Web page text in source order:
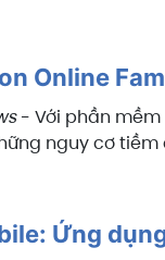
Online
- Với phần mềm
nguy cơ
Ứng